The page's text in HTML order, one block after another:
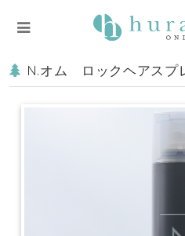
N.オム ロックヘアスプ